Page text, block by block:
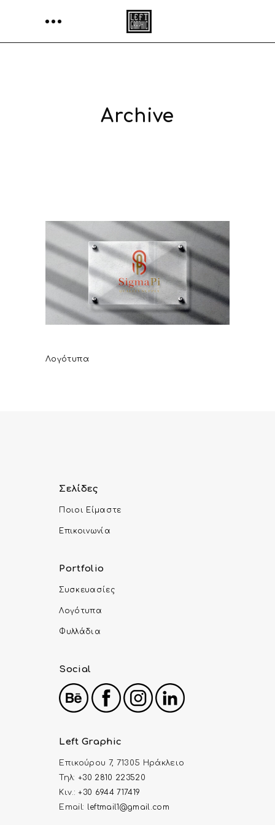
Archive
Λογότυπα
Σελίδες
Ποιοι Είμαστε
Επικοινωνία
Portfolio
Συσκευασίες
Λογότυπα
Φυλλάδια
Social
Left Graphic
Επικούρου 7, 71305 Ηράκλειο
Τηλ:+30 2810 223520
Κιν.:+30 6944 717419
Email: leftmail1@gmail.com